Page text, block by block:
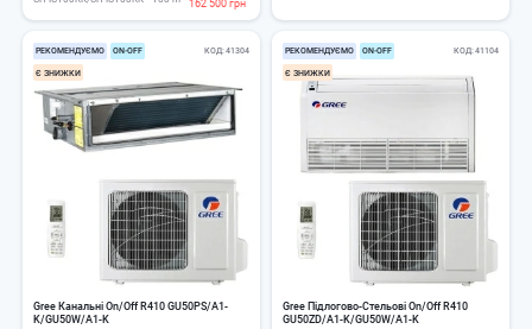
162 500 грн
РЕКОМЕНДУЄМО ОN-ОFF
Є ЗНИЖКИ
КОД 41304
Gree Канальні On/Off R410 GU50PS/A1-
K/GU50W/A1-K
РЕКОМЕНДУЄМО ОN-ОFF
Є ЗНИЖКИ
КОД 41104
Gree Підлогово-Стельові On/Off R410
GU50ZD/A1-K/GU50W/A1-K